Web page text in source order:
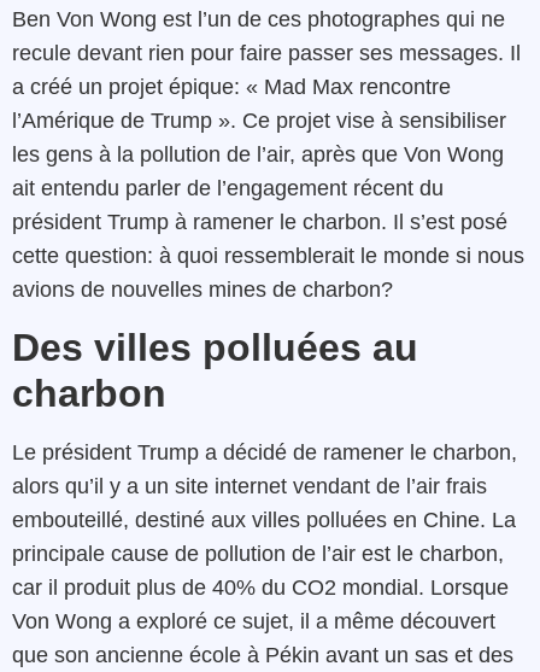
Ben Von Wong est l’un de ces photographes qui ne
recule devant rien pour faire passer ses messages. Il
a créé un projet épique: « Mad Max rencontre
l’Amérique de Trump ». Ce projet vise à sensibiliser
les gens à la pollution de l’air, après que Von Wong
ait entendu parler de l’engagement récent du
président Trump à ramener le charbon. Il s’est posé
cette question: à quoi ressemblerait le monde si nous
avions de nouvelles mines de charbon?
Des villes polluées au
charbon
Le président Trump a décidé de ramener le charbon,
alors qu’il y a un site internet vendant de l’air frais
embouteillé, destiné aux villes polluées en Chine. La
principale cause de pollution de l’air est le charbon,
car il produit plus de 40% du CO2 mondial. Lorsque
Von Wong a exploré ce sujet, il a même découvert
que son ancienne école à Pékin avant un sas et des